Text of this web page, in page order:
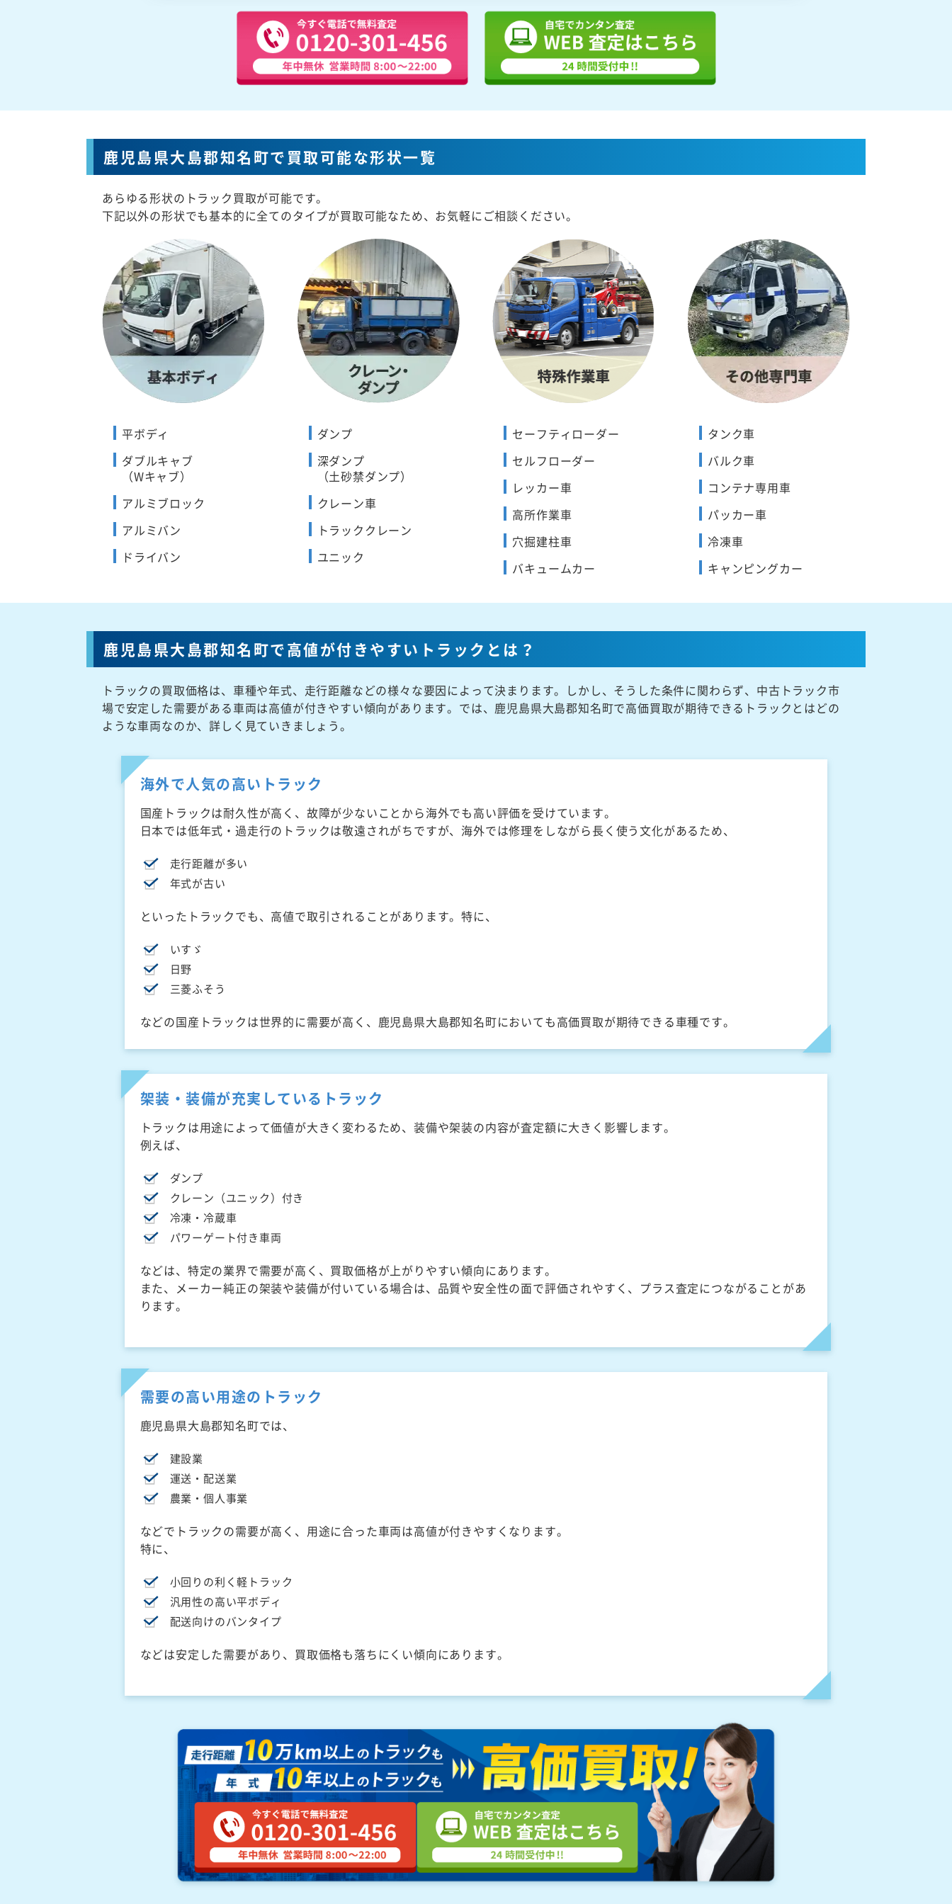
鹿児島県大島郡知名町で買取可能な形状一覧
あらゆる形状のトラック買取が可能です。
下記以外の形状でも基本的に全てのタイプが買取可能なため、お気軽にご相談ください。
平ボディ
ダブルキャブ
（Wキャブ）
アルミブロック
アルミバン
ドライバン
ダンプ
深ダンプ
（土砂禁ダンプ）
クレーン車
トラッククレーン
ユニック
セーフティローダー
セルフローダー
レッカー車
高所作業車
穴掘建柱車
バキュームカー
タンク車
バルク車
コンテナ専用車
パッカー車
冷凍車
キャンピングカー
鹿児島県大島郡知名町で高値が付きやすいトラックとは？
トラックの買取価格は、車種や年式、走行距離などの様々な要因によって決まります。しかし、そうした条件に関わらず、中古トラック市
場で安定した需要がある車両は高値が付きやすい傾向があります。では、鹿児島県大島郡知名町で高価買取が期待できるトラックとはどの
ような車両なのか、詳しく見ていきましょう。
海外で人気の高いトラック
国産トラックは耐久性が高く、故障が少ないことから海外でも高い評価を受けています。
日本では低年式・過走行のトラックは敬遠されがちですが、海外では修理をしながら長く使う文化があるため、
走行距離が多い
年式が古い
といったトラックでも、高値で取引されることがあります。特に、
いすゞ
日野
三菱ふそう
などの国産トラックは世界的に需要が高く、鹿児島県大島郡知名町においても高価買取が期待できる車種です。
架装・装備が充実しているトラック
トラックは用途によって価値が大きく変わるため、装備や架装の内容が査定額に大きく影響します。
例えば、
ダンプ
クレーン（ユニック）付き
冷凍・冷蔵車
パワーゲート付き車両
などは、特定の業界で需要が高く、買取価格が上がりやすい傾向にあります。
また、メーカー純正の架装や装備が付いている場合は、品質や安全性の面で評価されやすく、プラス査定につながることがあ
ります。
需要の高い用途のトラック
鹿児島県大島郡知名町では、
建設業
運送・配送業
農業・個人事業
などでトラックの需要が高く、用途に合った車両は高値が付きやすくなります。
特に、
小回りの利く軽トラック
汎用性の高い平ボディ
配送向けのバンタイプ
などは安定した需要があり、買取価格も落ちにくい傾向にあります。